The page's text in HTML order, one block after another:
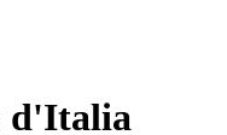
d'Italia